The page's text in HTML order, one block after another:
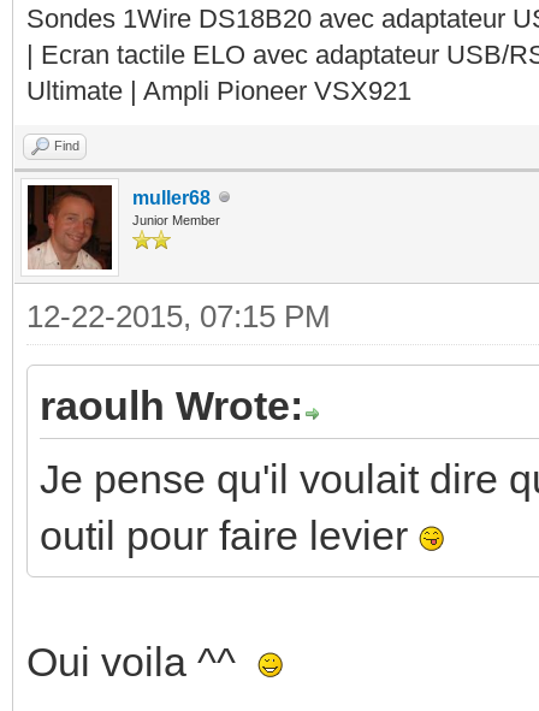
Sondes 1Wire DS18B20 avec adaptateur
| Ecran tactile ELO avec adaptateur USB/
Ultimate | Ampli Pioneer VSX921
Find
muller68
Junior Member
12-22-2015, 07:15 PM
raoulh Wrote:
Je pense qu'il voulait dire
outil pour faire levier
Oui voila ^^